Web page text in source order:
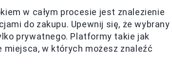
w całym procesie jest znalezienie
do zakupu. Upewnij się, że wybrany
prywatnego. Platformy takie jak
miejsca, w których możesz znaleźć